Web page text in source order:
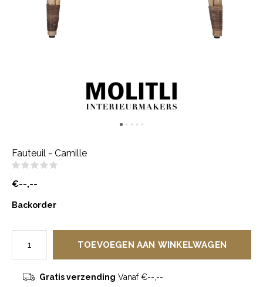
Fauteuil - Camille
€--,--
Backorder
TOEVOEGEN AAN WINKELWAGEN
Gratis verzending Vanaf €--,--